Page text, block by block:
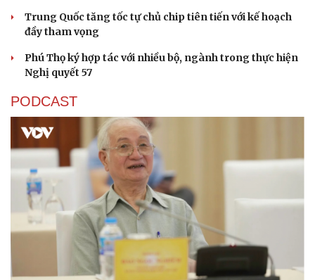
Trung Quốc tăng tốc tự chủ chip tiên tiến với kế hoạch
đầy tham vọng
Phú Thọ ký hợp tác với nhiều bộ, ngành trong thực hiện
Nghị quyết 57
PODCAST